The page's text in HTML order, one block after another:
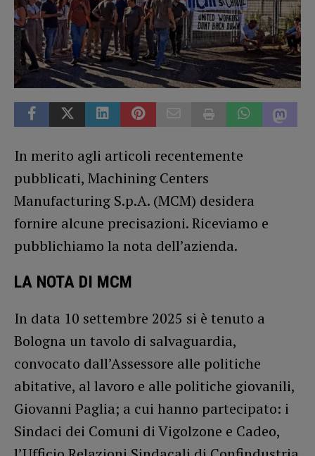
In merito agli articoli recentemente
pubblicati, Machining Centers
Manufacturing S.p.A. (MCM) desidera
fornire alcune precisazioni. Riceviamo e
pubblichiamo la nota dell’azienda.
LA NOTA DI MCM
In data 10 settembre 2025 si è tenuto a
Bologna un tavolo di salvaguardia,
convocato dall’Assessore alle politiche
abitative, al lavoro e alle politiche giovanili,
Giovanni Paglia; a cui hanno partecipato: i
Sindaci dei Comuni di Vigolzone e Cadeo,